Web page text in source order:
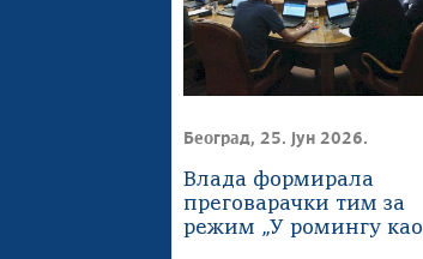
Београд, 25. јун 2026.
Влада формирала
преговарачки тим за
режим „У ромингу као